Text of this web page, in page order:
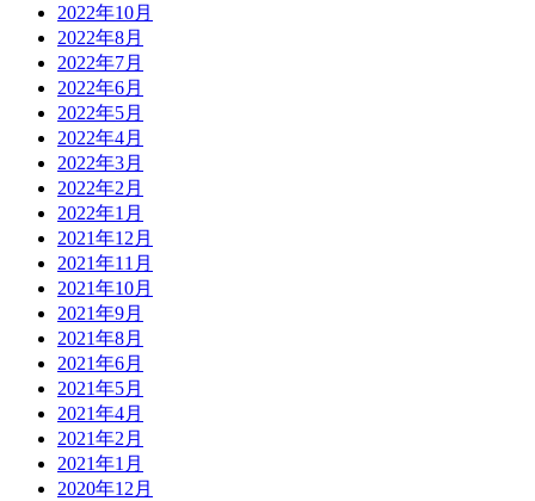
2022年10月
2022年8月
2022年7月
2022年6月
2022年5月
2022年4月
2022年3月
2022年2月
2022年1月
2021年12月
2021年11月
2021年10月
2021年9月
2021年8月
2021年6月
2021年5月
2021年4月
2021年2月
2021年1月
2020年12月